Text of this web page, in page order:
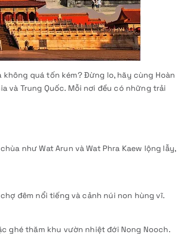
quá tốn kém? Đừng lo, hãy cùng Hoàn
và Trung Quốc. Mỗi nơi đều có những trải
như Wat Arun và Wat Phra Kaew lộng lẫy,
đêm nổi tiếng và cảnh núi non hùng vĩ.
ghé thăm khu vườn nhiệt đới Nong Nooch.